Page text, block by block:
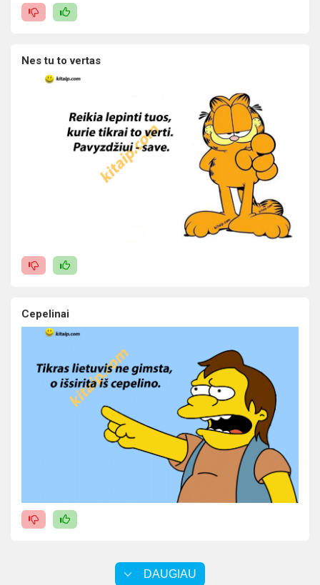
Nes tu to vertas
Cepelinai
DAUGIAU